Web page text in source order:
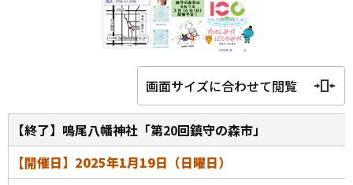
画面サイズに合わせて閲覧
【終了】鳴尾八幡神社「第20回鎮守の森市」
【開催日】2025年1月19日（日曜日）